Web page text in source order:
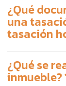
¿Qué
una
tasación
¿Qué se
inmueble?